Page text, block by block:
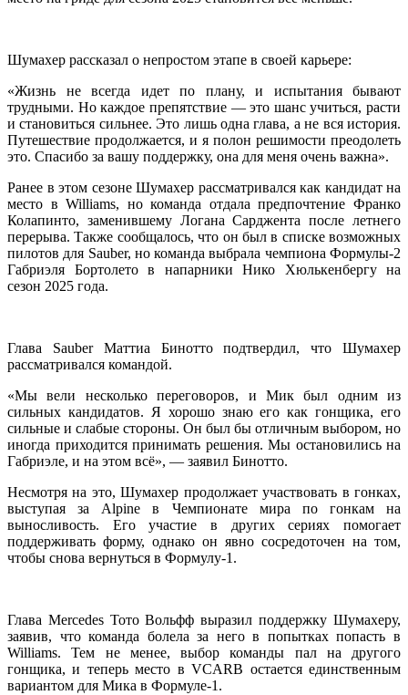
Шумахер рассказал о непростом этапе в своей карьере:
«Жизнь не всегда идет по плану, и испытания бывают
трудными. Но каждое препятствие — это шанс учиться, расти
и становиться сильнее. Это лишь одна глава, а не вся история.
Путешествие продолжается, и я полон решимости преодолеть
это. Спасибо за вашу поддержку, она для меня очень важна».
Ранее в этом сезоне Шумахер рассматривался как кандидат на
место в Williams, но команда отдала предпочтение Франко
Колапинто, заменившему Логана Сарджента после летнего
перерыва. Также сообщалось, что он был в списке возможных
пилотов для Sauber, но команда выбрала чемпиона Формулы-2
Габриэля Бортолето в напарники Нико Хюлькенбергу на
сезон 2025 года.
Глава Sauber Маттиа Бинотто подтвердил, что Шумахер
рассматривался командой.
«Мы вели несколько переговоров, и Мик был одним из
сильных кандидатов. Я хорошо знаю его как гонщика, его
сильные и слабые стороны. Он был бы отличным выбором, но
иногда приходится принимать решения. Мы остановились на
Габриэле, и на этом всё», — заявил Бинотто.
Несмотря на это, Шумахер продолжает участвовать в гонках,
выступая за Alpine в Чемпионате мира по гонкам на
выносливость. Его участие в других сериях помогает
поддерживать форму, однако он явно сосредоточен на том,
чтобы снова вернуться в Формулу-1.
Глава Mercedes Тото Вольфф выразил поддержку Шумахеру,
заявив, что команда болела за него в попытках попасть в
Williams. Тем не менее, выбор команды пал на другого
гонщика, и теперь место в VCARB остается единственным
вариантом для Мика в Формуле-1.